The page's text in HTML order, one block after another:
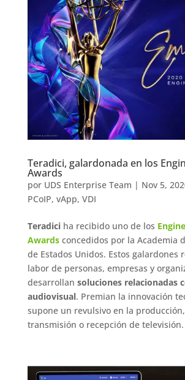
Teradici, galardonada en los
Awards
por UDS Enterprise Team | Nov 5,
PCoIP, vApp, VDI
Teradiciha recibido uno de los
Awardsconcedidos por la Academia
de Estados Unidos. Estos galardones
labor de personas, empresas y
desarrollan soluciones relacionadas
audiovisual. Premian la innovación
supone un revulsivo en la
transmisión o recepción de televisión.